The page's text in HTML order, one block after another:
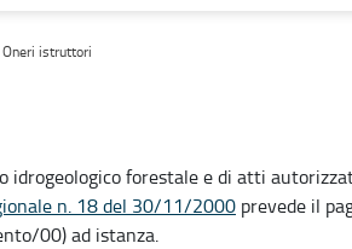
Oneri istruttori
idrogeologico forestale e di atti
n. 18 del 30/11/2000 prevede il
00) ad istanza.